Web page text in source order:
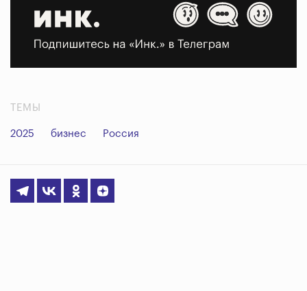
ТЕМЫ
2025 бизнес Россия